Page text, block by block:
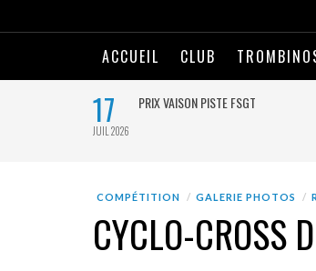
ACCUEIL CLUB
17
JUIL 2026
PRIX VAISON PISTE FSGT
COMPÉTITION GALERIE PHOTOS
CYCLO-CROSS